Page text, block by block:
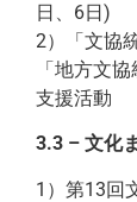
日、6日)
2）「文協
「地方文
支援活動
3.3 – 文化
1）第13回